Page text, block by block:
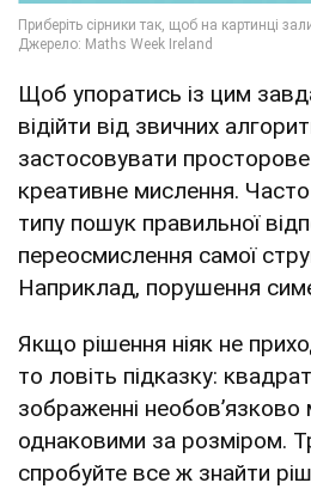
Щоб упоратись із цим
відійти від звичних
застосовувати просторове
креативне мислення.
типу пошук правильної
переосмислення самої
Наприклад, порушення
Якщо рішення ніяк не
то ловіть підказку:
зображенні
однаковими за розміром.
спробуйте все ж знайти